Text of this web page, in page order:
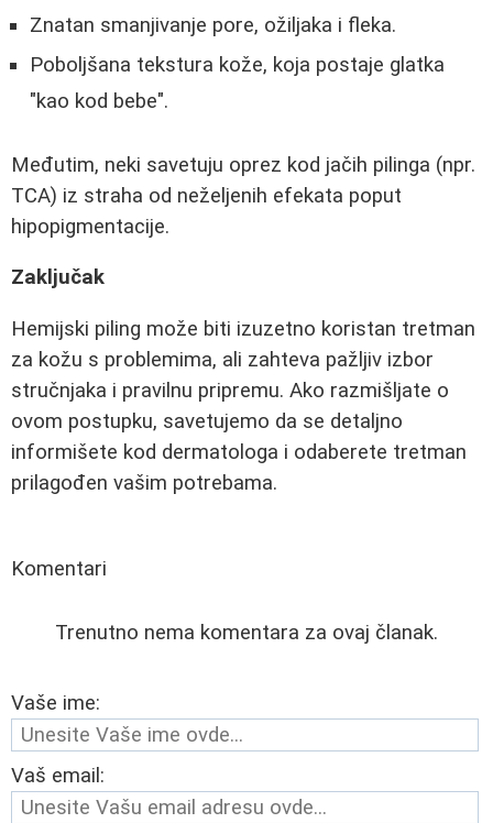
Znatan smanjivanje pore, ožiljaka i fleka.
Poboljšana tekstura kože, koja postaje glatka
"kao kod bebe".
Međutim, neki savetuju oprez kod jačih pilinga (npr.
TCA) iz straha od neželjenih efekata poput
hipopigmentacije.
Zaključak
Hemijski piling može biti izuzetno koristan tretman
za kožu s problemima, ali zahteva pažljiv izbor
stručnjaka i pravilnu pripremu. Ako razmišljate o
ovom postupku, savetujemo da se detaljno
informišete kod dermatologa i odaberete tretman
prilagođen vašim potrebama.
Komentari
Trenutno nema komentara za ovaj članak.
Vaše ime:
Vaš email: